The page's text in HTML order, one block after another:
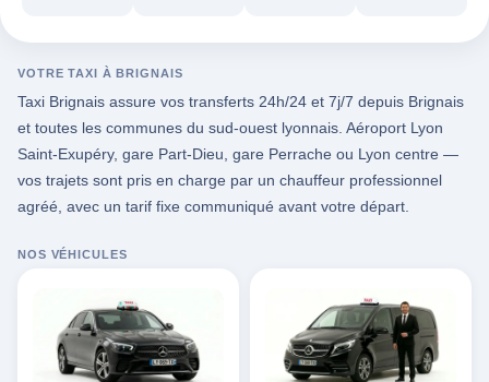
VOTRE TAXI À BRIGNAIS
Taxi Brignais assure vos transferts 24h/24 et 7j/7 depuis Brignais
et toutes les communes du sud-ouest lyonnais. Aéroport Lyon
Saint-Exupéry, gare Part-Dieu, gare Perrache ou Lyon centre —
vos trajets sont pris en charge par un chauffeur professionnel
agréé, avec un tarif fixe communiqué avant votre départ.
NOS VÉHICULES